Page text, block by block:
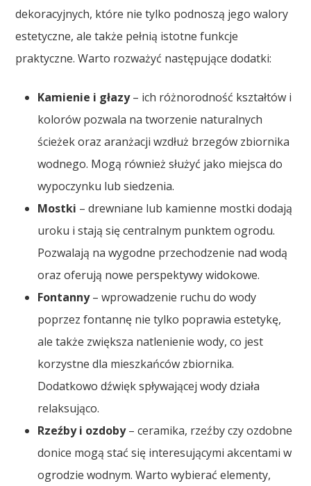
dekoracyjnych, które nie tylko podnoszą jego walory
estetyczne, ale także pełnią istotne funkcje
praktyczne. Warto rozważyć następujące dodatki:
Kamienie i głazy– ich różnorodność kształtów i
kolorów pozwala na tworzenie naturalnych
ścieżek oraz aranżacji wzdłuż brzegów zbiornika
wodnego. Mogą również służyć jako miejsca do
wypoczynku lub siedzenia.
Mostki – drewniane lub kamienne mostki dodają
uroku i stają się centralnym punktem ogrodu.
Pozwalają na wygodne przechodzenie nad wodą
oraz oferują nowe perspektywy widokowe.
Fontanny– wprowadzenie ruchu do wody
poprzez fontannę nie tylko poprawia estetykę,
ale także zwiększa natlenienie wody, co jest
korzystne dla mieszkańców zbiornika.
Dodatkowo dźwięk spływającej wody działa
relaksująco.
Rzeźby i ozdoby– ceramika, rzeźby czy ozdobne
donice mogą stać się interesującymi akcentami w
ogrodzie wodnym. Warto wybierać elementy,